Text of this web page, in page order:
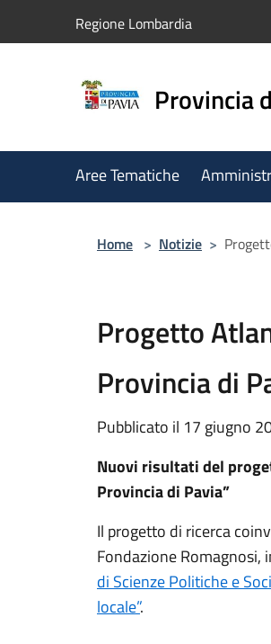
Regione Lombardia
Provincia
Aree Tematiche
Home > Notizie >
Progetto
Provincia di
Pubblicato il 17 giugno
Nuovi risultati del
Provincia di Pavia”
Il progetto di ricerca
Fondazione Romagnosi,
di Scienze Politiche e
locale”.